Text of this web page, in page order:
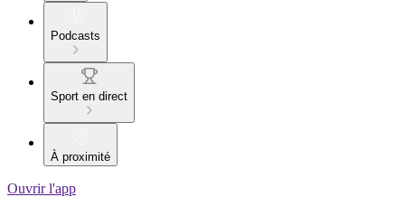
Podcasts
Sport en direct
À proximité
Ouvrir l'app